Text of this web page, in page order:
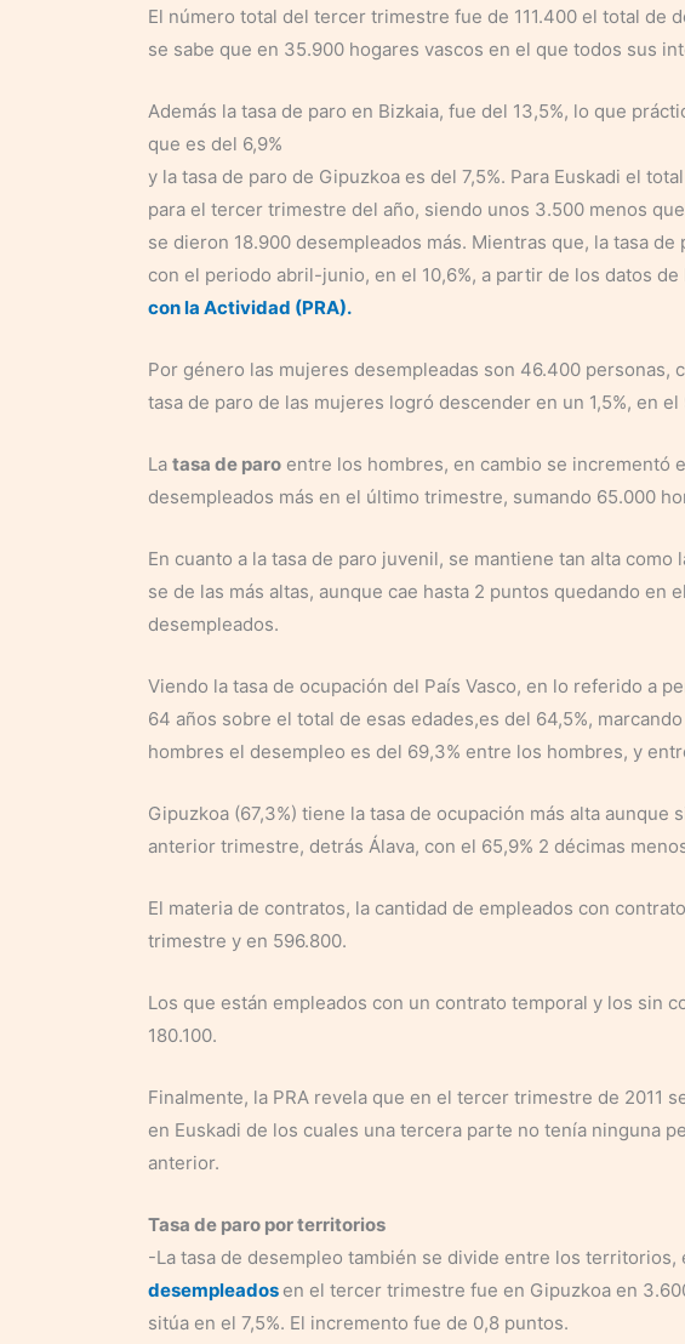
El número total del tercer trimestre fue de 111.400 el total de
se sabe que en 35.900 hogares vascos en el que todos sus
Además la tasa de paro en Bizkaia, fue del 13,5%, lo que
que es del 6,9%
y la tasa de paro de Gipuzkoa es del 7,5%. Para Euskadi el
para el tercer trimestre del año, siendo unos 3.500 menos
se dieron 18.900 desempleados más. Mientras que, la tasa
con el periodo abril-junio, en el 10,6%, a partir de los datos de
con la Actividad (PRA).
Por género las mujeres desempleadas son 46.400 personas,
tasa de paro de las mujeres logró descender en un 1,5%, en el
La tasa de paro entre los hombres, en cambio se incrementó
desempleados más en el último trimestre, sumando 65.000
En cuanto a la tasa de paro juvenil, se mantiene tan alta
se de las más altas, aunque cae hasta 2 puntos quedando en
desempleados.
Viendo la tasa de ocupación del País Vasco, en lo referido a
64 años sobre el total de esas edades,es del 64,5%,
hombres el desempleo es del 69,3% entre los hombres, y
Gipuzkoa (67,3%) tiene la tasa de ocupación más alta
anterior trimestre, detrás Álava, con el 65,9% 2 décimas
El materia de contratos, la cantidad de empleados con
trimestre y en 596.800.
Los que están empleados con un contrato temporal y los sin
180.100.
Finalmente, la PRA revela que en el tercer trimestre de 2011
en Euskadi de los cuales una tercera parte no tenía ninguna
anterior.
Tasa de paro por territorios
-La tasa de desempleo también se divide entre los territorios,
desempleados en el tercer trimestre fue en Gipuzkoa en
sitúa en el 7,5%. El incremento fue de 0,8 puntos.